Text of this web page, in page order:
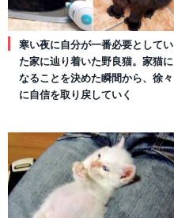
寒い夜に自分が一番必要としてい
た家に辿り着いた野良猫。家猫に
なることを決めた瞬間から、徐々
に自信を取り戻していく